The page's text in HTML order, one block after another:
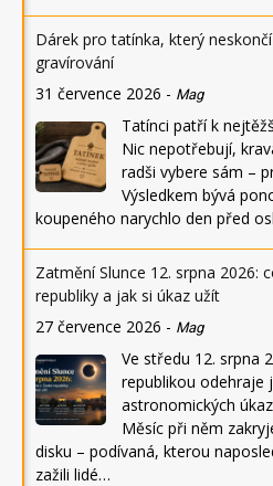
Dárek pro tatínka, který
gravírování
31 července 2026 - Mag
Tatínci patří k
Nic nepotřebují,
radši vybere sám –
Výsledkem bývá
koupeného narychlo den před
Zatmění Slunce 12. srpna 2026:
republiky a jak si úkaz užít
27 července 2026 - Mag
Ve středu 12. srpna
republikou odehraje
astronomických
Měsíc při něm
disku – podívaná, kterou
zažili lidé…